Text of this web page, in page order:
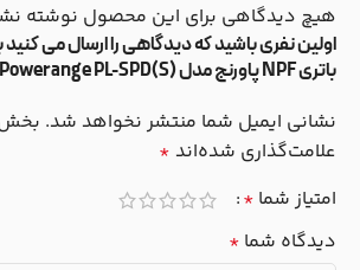
هیچ دیدگاهی برای این محصول نوشته
اولین نفری باشید که دیدگاهی را ارسال می کنید
باتری NPF پاورنج مدل (Powerange PL-SPD(S”
نشانی ایمیل شما منتشر نخواهد شد.
علامت‌گذاری شده‌اند *
امتیاز شما *
دیدگاه شما *